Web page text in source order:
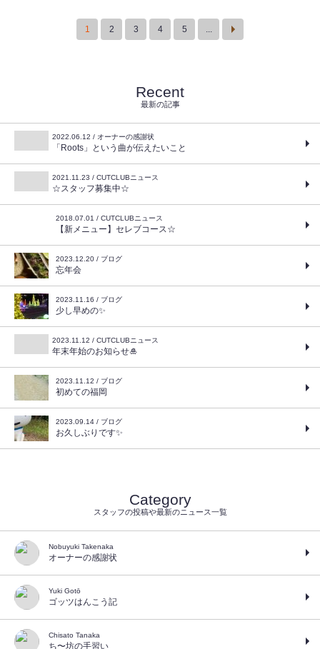
1 2 3 4 5
Recent
最新の記事
2022.06.12 / オーナーの感謝状
「Roots」という曲が伝えたいこと
2021.11.23 / CUTCLUBニュース
☆スタッフ募集中☆
2018.07.01 / CUTCLUBニュース
【新メニュー】セレブコース☆
2023.12.20 / ブログ
忘年会
2023.11.16 / ブログ
少し早めの✨
2023.11.12 / CUTCLUBニュース
年末年始のお知らせ🎍
2023.11.12 / ブログ
初めての福岡
2023.09.14 / ブログ
お久しぶりです✨
Category
スタッフの投稿や最新のニュース一覧
Nobuyuki Takenaka
オーナーの感謝状
Yuki Gotō
ゴッツはんこう記
Chisato Tanaka
ち〜坊の手習い